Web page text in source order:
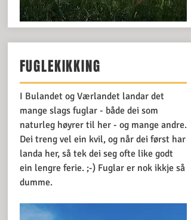
FUGLEKIKKING
I Bulandet og Værlandet landar det
mange slags fuglar - både dei som
naturleg høyrer til her - og mange andre.
Dei treng vel ein kvil, og når dei først har
landa her, så tek dei seg ofte like godt
ein lengre ferie. ;-) Fuglar er nok ikkje så
dumme.